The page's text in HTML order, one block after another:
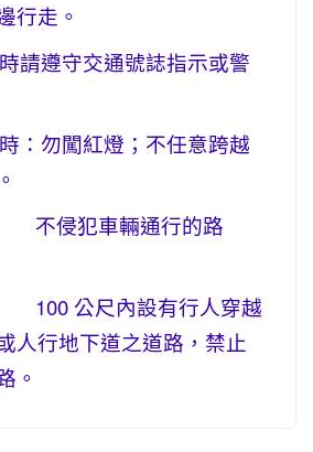
行走。
請遵守交通號誌指示或警
：勿闖紅燈；不任意跨越
輛通行的路
內設有行人穿越
人行地下道之道路，禁止
。